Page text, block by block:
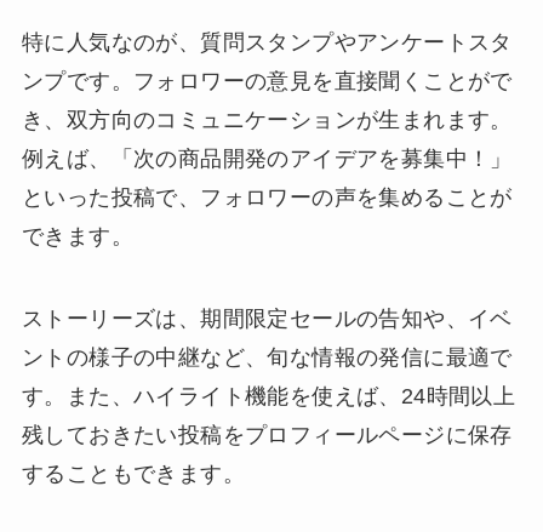
特に人気なのが、質問スタンプやアンケートスタ
ンプです。フォロワーの意見を直接聞くことがで
き、双方向のコミュニケーションが生まれます。
例えば、「次の商品開発のアイデアを募集中！」
といった投稿で、フォロワーの声を集めることが
できます。
ストーリーズは、期間限定セールの告知や、イベ
ントの様子の中継など、旬な情報の発信に最適で
す。また、ハイライト機能を使えば、24時間以上
残しておきたい投稿をプロフィールページに保存
することもできます。